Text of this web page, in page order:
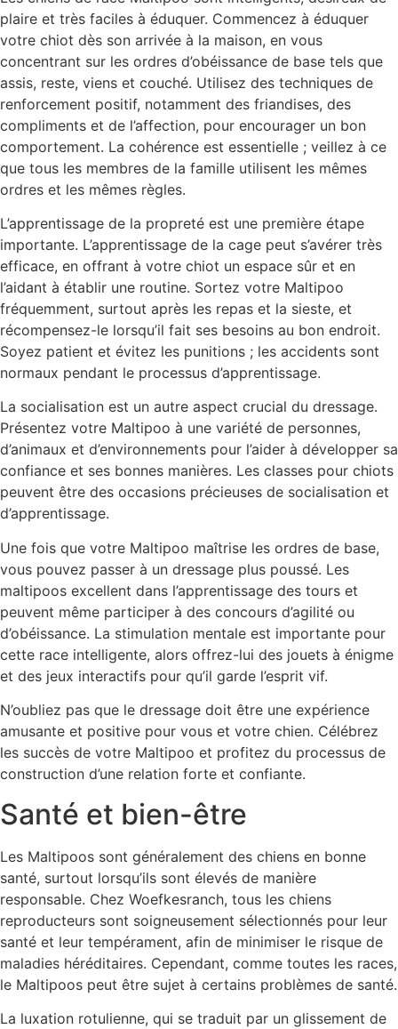
plaire et très faciles à éduquer. Commencez à éduquer
votre chiot dès son arrivée à la maison, en vous
concentrant sur les ordres d’obéissance de base tels que
assis, reste, viens et couché. Utilisez des techniques de
renforcement positif, notamment des friandises, des
compliments et de l’affection, pour encourager un bon
comportement. La cohérence est essentielle ; veillez à ce
que tous les membres de la famille utilisent les mêmes
ordres et les mêmes règles.
L’apprentissage de la propreté est une première étape
importante. L’apprentissage de la cage peut s’avérer très
efficace, en offrant à votre chiot un espace sûr et en
l’aidant à établir une routine. Sortez votre Maltipoo
fréquemment, surtout après les repas et la sieste, et
récompensez-le lorsqu’il fait ses besoins au bon endroit.
Soyez patient et évitez les punitions ; les accidents sont
normaux pendant le processus d’apprentissage.
La socialisation est un autre aspect crucial du dressage.
Présentez votre Maltipoo à une variété de personnes,
d’animaux et d’environnements pour l’aider à développer sa
confiance et ses bonnes manières. Les classes pour chiots
peuvent être des occasions précieuses de socialisation et
d’apprentissage.
Une fois que votre Maltipoo maîtrise les ordres de base,
vous pouvez passer à un dressage plus poussé. Les
maltipoos excellent dans l’apprentissage des tours et
peuvent même participer à des concours d’agilité ou
d’obéissance. La stimulation mentale est importante pour
cette race intelligente, alors offrez-lui des jouets à énigme
et des jeux interactifs pour qu’il garde l’esprit vif.
N’oubliez pas que le dressage doit être une expérience
amusante et positive pour vous et votre chien. Célébrez
les succès de votre Maltipoo et profitez du processus de
construction d’une relation forte et confiante.
Santé et bien-être
Les Maltipoos sont généralement des chiens en bonne
santé, surtout lorsqu’ils sont élevés de manière
responsable. Chez Woefkesranch, tous les chiens
reproducteurs sont soigneusement sélectionnés pour leur
santé et leur tempérament, afin de minimiser le risque de
maladies héréditaires. Cependant, comme toutes les races,
le Maltipoos peut être sujet à certains problèmes de santé.
La luxation rotulienne, qui se traduit par un glissement de